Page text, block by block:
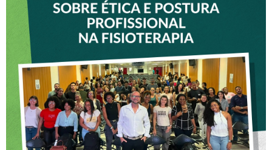
VICE-PRESIDENTE DO
CREFITO-7 PARTICIPA DE
OFICINA SOBRE ÉTICA E
POSTURA PROFISSIONAL
NA FISIOTERAPIA